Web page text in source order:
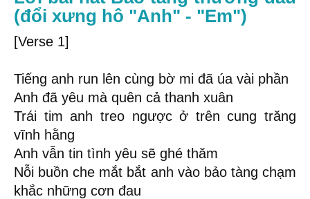
(đổi xưng hô "Anh" - "Em")
[Verse 1]
Tiếng anh run lên cùng bờ mi đã úa vài phần
Anh đã yêu mà quên cả thanh xuân
Trái tim anh treo ngược ở trên cung trăng
vĩnh hằng
Anh vẫn tin tình yêu sẽ ghé thăm
Nỗi buồn che mắt bắt anh vào bảo tàng chạm
khắc những cơn đau